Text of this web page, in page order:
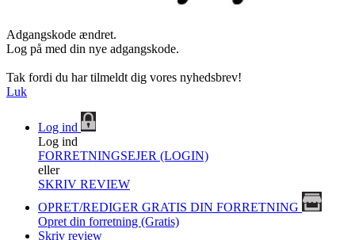
Adgangskode ændret.
Log på med din nye adgangskode.
Tak fordi du har tilmeldt dig vores nyhedsbrev!
Luk
Log ind
Log ind
FORRETNINGSEJER (LOGIN)
eller
SKRIV REVIEW
OPRET/REDIGER GRATIS DIN FORRETNING
Opret din forretning (Gratis)
Skriv review